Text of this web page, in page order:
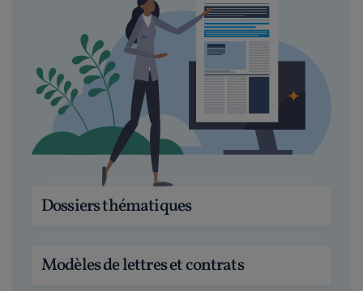
Dossiers thématiques
Modèles de lettres et contrats